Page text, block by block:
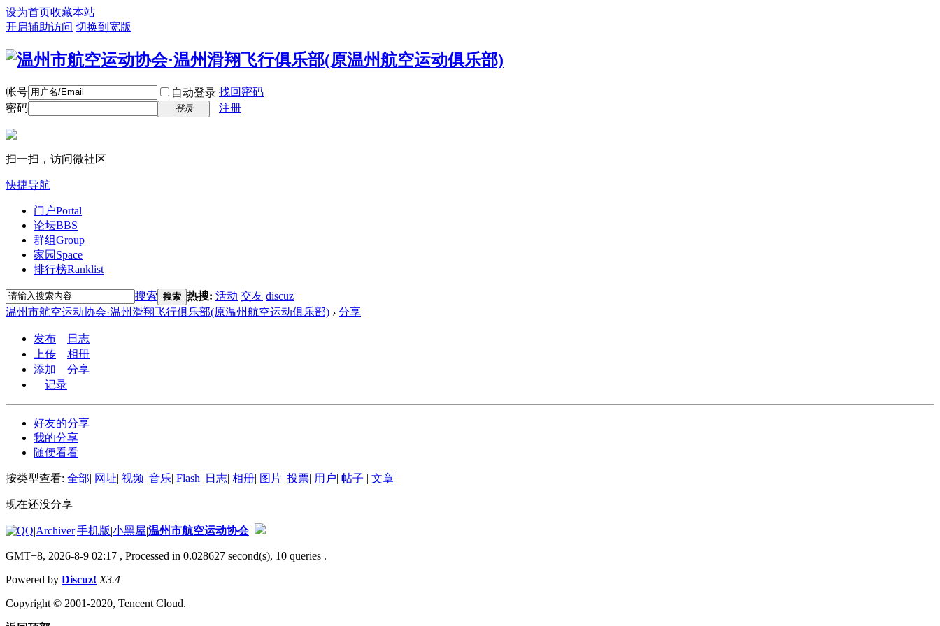
设为首页收藏本站
开启辅助访问 切换到宽版
帐号 自动登录 找回密码
密码
登录 注册
扫一扫，访问微社区
快捷导航
门户Portal
论坛BBS
群组Group
家园 Space
排行榜Ranklist
搜索 搜索 热搜: 活动 交友 discuz
温州市航空运动协会·温州滑翔飞行俱乐部(原温州航空运动俱乐部) › 分享
发布
日志
上传
相册
添加
分享
记录
好友的分享
我的分享
随便看看
按类型查看: 全部| 网址| 视频| 音乐| Flash| 日志| 相册| 图片| 投票| 用户| 帖子 | 文章
现在还没分享
|Archiver|手机版|小黑屋|温州市航空运动协会
GMT+8, 2026-8-9 02:17 , Processed in 0.028627 second(s), 10 queries .
Powered by Discuz! X3.4
Copyright © 2001-2020, Tencent Cloud.